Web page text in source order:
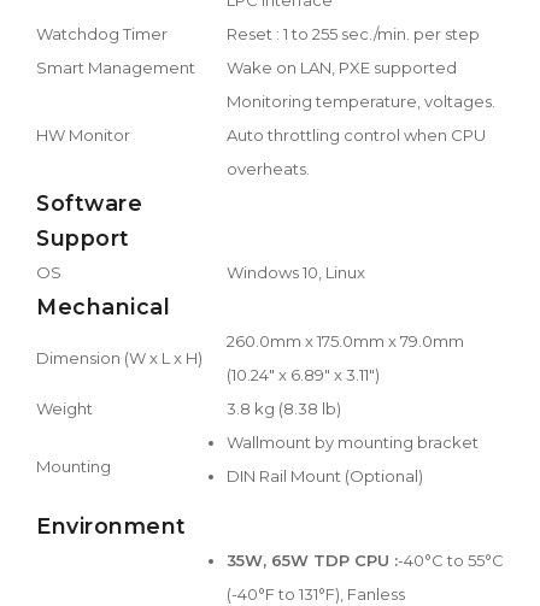
Watchdog Timer
Reset : 1 to 255 sec./min. per step
Smart Management
Wake on LAN, PXE supported
HW Monitor
Monitoring temperature, voltages.
Auto throttling control when CPU
overheats.
Software
Support
OS Windows 10, Linux
Mechanical
Dimension (W x L x H)
260.0mm x 175.0mm x 79.0mm
(10.24" x 6.89" x 3.11")
Weight
3.8 kg (8.38 lb)
Mounting
Wallmount by mounting bracket
DIN Rail Mount (Optional)
Environment
35W, 65W TDP CPU :-40°C to 55°C
(-40°F to 131°F), Fanless